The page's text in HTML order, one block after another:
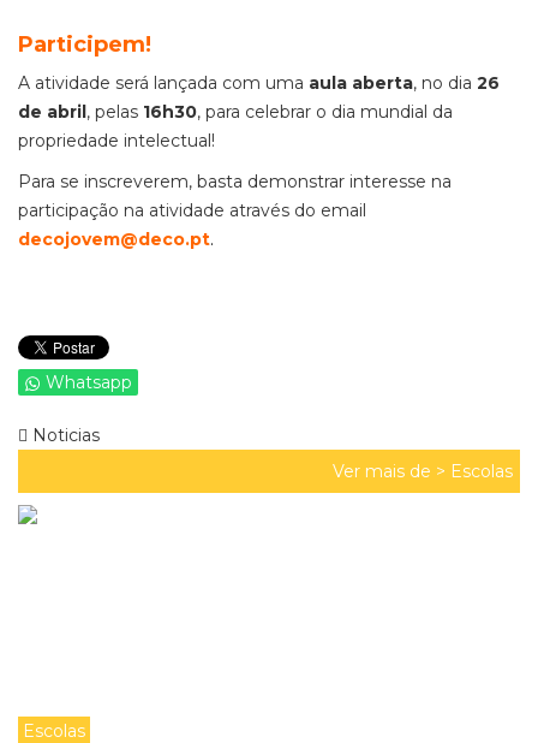
Participem!
A atividade será lançada com uma aula aberta, no dia 26
de abril, pelas 16h30, para celebrar o dia mundial da
propriedade intelectual!
Para se inscreverem, basta demonstrar interesse na
participação na atividade através do email
decojovem@deco.pt.
Whatsapp
Noticias
Ver mais de > Escolas
Escolas